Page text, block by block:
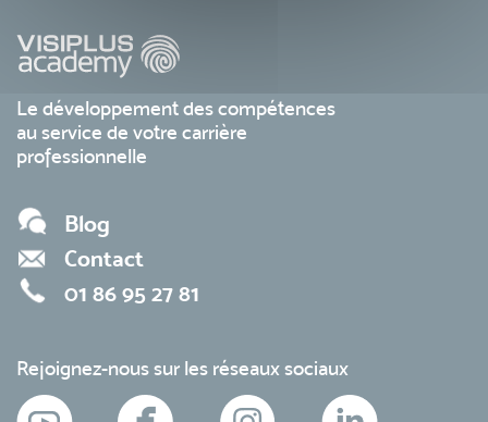
Le développement des compétences
au service de votre carrière
professionnelle
Blog
Contact
01 86 95 27 81
Rejoignez-nous sur les réseaux sociaux